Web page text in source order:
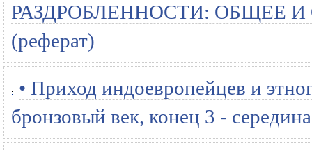
РАЗДРОБЛЕННОСТИ: ОБЩЕЕ
(реферат)
• Приход индоевропейцев и
бронзовый век, конец 3 -